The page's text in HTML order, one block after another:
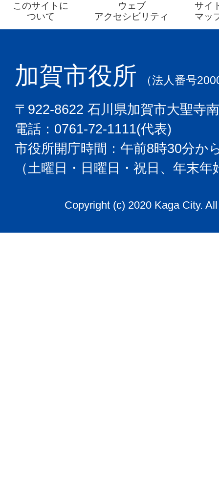
このサイトに
ついて
ウェブ
アクセシビリティ
サイ
マッ
加賀市役所 （法人番号
〒922-8622 石川県加賀市大聖寺
電話：0761-72-1111(代表)
市役所開庁時間：午前8時30分か
（土曜日・日曜日・祝日、年末
Copyright (c) 2020 Kaga City.